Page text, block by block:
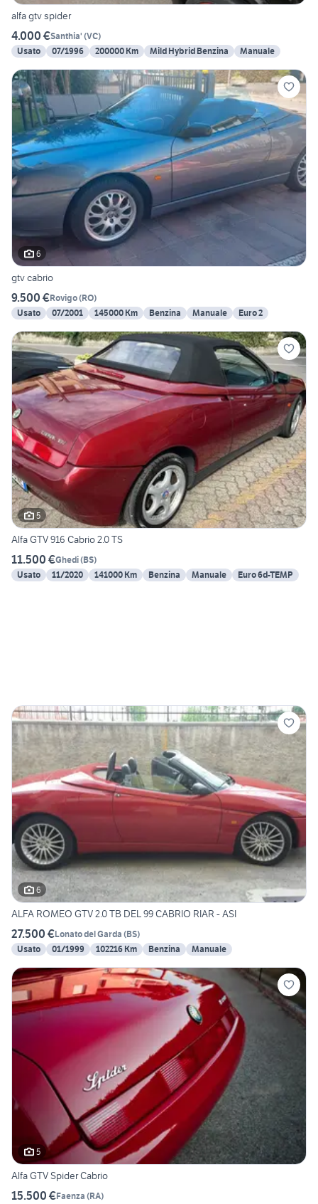
alfa gtv spider
4.000 €Santhia' (VC)
Usato
07/1996 200000 Km Mild Hybrid Benzina Manuale
6
gtv cabrio
9.500 €Rovigo(RO)
Usato
07/2001 145000 Km Benzina Manuale Euro 2
5
Alfa GTV 916 Cabrio 2.0 TS
11.500 €Ghedi(BS)
Usato
11/2020 141000 Km Benzina Manuale Euro 6d-TEMP
6
ALFA ROMEO GTV 2.0 TB DEL 99 CABRIO RIAR - ASI
27.500 €Lonato del Garda (BS)
Usato
01/1999 102216 Km Benzina Manuale
5
Alfa GTV Spider Cabrio
15.500 €Faenza (RA)